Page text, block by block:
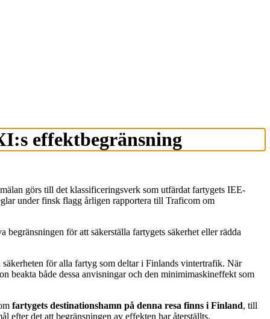
effektbegränsning
görs till det klassificeringsverk som utfärdat fartygets IEE-
under finsk flagg årligen rapportera till Traficom om
för att säkerställa fartygets säkerhet eller rädda
för alla fartyg som deltar i Finlands vintertrafik. När
beakta både dessa anvisningar och den minimimaskineffekt som
fartygets destinationshamn på denna resa finns i Finland, till
efter det att begränsningen av effekten har återställts.